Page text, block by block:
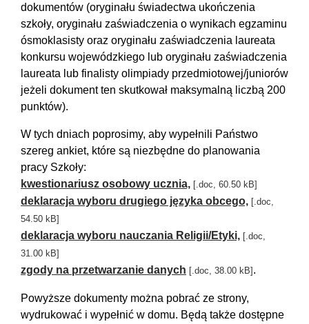
dokumentów (oryginału świadectwa ukończenia
szkoły, oryginału zaświadczenia o wynikach egzaminu
ósmoklasisty oraz oryginału zaświadczenia laureata
konkursu wojewódzkiego lub oryginału zaświadczenia
laureata lub finalisty olimpiady przedmiotowej/juniorów
jeżeli dokument ten skutkował maksymalną liczbą 200
punktów).
W tych dniach poprosimy, aby wypełnili Państwo
szereg ankiet, które są niezbędne do planowania
pracy Szkoły:
kwestionariusz osobowy ucznia, [.doc, 60.50 kB]
deklaracja wyboru drugiego języka obcego, [.doc,
54.50 kB]
deklaracja wyboru nauczania Religii/Etyki, [.doc,
31.00 kB]
zgody na przetwarzanie danych [.doc, 38.00 kB] .
Powyższe dokumenty można pobrać ze strony,
wydrukować i wypełnić w domu. Będą także dostępne